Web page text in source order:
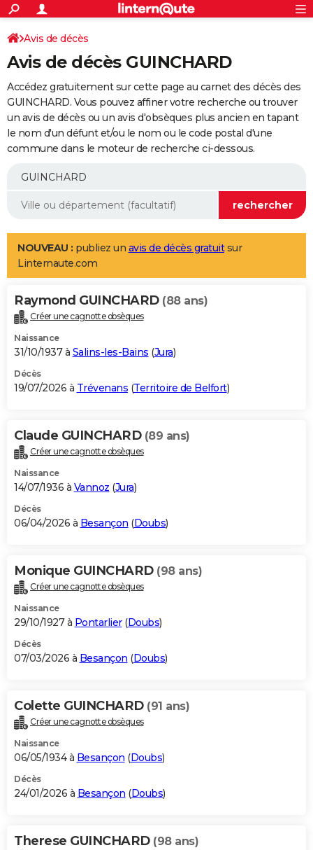
ACTUALITÉS
Politique
Société
Faits Divers
Education
Monde
Villes
+
SPORT
Coupe du monde 2026
Football
Tennis
Cyclisme
Rugby
Forum
Programme TV
TNT
Streaming
Cinéma
Sorties cinéma
Musique
+
FINANCE
Impôts
Immobilier
Risques naturels par ville
Banque
Assurance
Crédit
AUTO
Essais
Réserver un essai
Citadines
Berlines
SUV
Forum auto
+
Mobiles
Meilleur smartphone
Internet
Ordinateurs
Jeux vidéo
Guide high-tech
Aménagement intérieur
LIFESTYLE
Art de vivre
Bien-être
Loisirs
Mode
Modes de vie
Alimentation
Guide de la santé
Maladies
Médicaments
Sommeil
VOYAGE
Destinations
City break
Voyage nature
Voyage de noces
Forum
Climat
+PHOTO
GUIDES D'ACHAT
BONS PLANS
Carte de Noël
Carte Bonne année
Carte Saint-Valentin
Carte Pâques
Carte d'anniversaire
DICTIONNAIRE
Dictionnaire
Biographies
Citations
Expressions
Proverbes
PROGRAMME TV
S'inscrire
Se connecter
Lycées
Collèges
Primaires
Universités
Entreprises
Service militaire
Avis de recherche
AVIS DE DÉCÈS
Bricolage
Lifestyle
Culture
Sport
Auto
Television
Voyage
Cinema
Avis de décès
Avis de décès GUINCHARD
Accédez gratuitement sur cette page au carnet des décès des
GUINCHARD. Vous pouvez affiner votre recherche ou trouver
un avis de décès ou un avis d'obsèques plus ancien en tapant
le nom d'un défunt et/ou le nom ou le code postal d'une
commune dans le moteur de recherche ci-dessous.
NOUVEAU : publiez un avis de décès gratuitsur
Linternaute.com
Raymond GUINCHARD (88 ans)
Créer une cagnotte obsèques
Naissance
31/10/1937 à Salins-les-Bains (Jura)
Décès
19/07/2026 à Trévenans (Territoire de Belfort)
Claude GUINCHARD (89 ans)
Créer une cagnotte obsèques
Naissance
14/07/1936 à Vannoz (Jura)
Décès
06/04/2026 à Besançon (Doubs)
Monique GUINCHARD (98 ans)
Créer une cagnotte obsèques
Naissance
29/10/1927 à Pontarlier(Doubs)
Décès
07/03/2026 à Besançon (Doubs)
Colette GUINCHARD (91 ans)
Créer une cagnotte obsèques
Naissance
06/05/1934 à Besançon (Doubs)
Décès
24/01/2026 à Besançon (Doubs)
Therese GUINCHARD (98 ans)